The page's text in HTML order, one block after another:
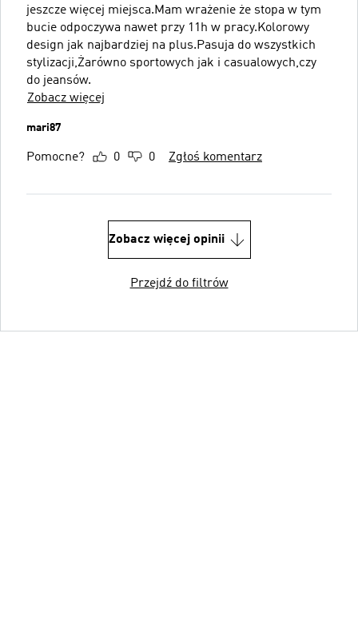
jeszcze więcej miejsca.Mam wrażenie że stopa w tym
bucie odpoczywa nawet przy 11h w pracy.Kolorowy
design jak najbardziej na plus.Pasuja do wszystkich
stylizacji,Żarówno sportowych jak i casualowych,czy
do jeansów.
Zobacz więcej
mari87
Pomocne? 0 0 Zgłoś komentarz
Zobacz więcej opinii
Przejdź do filtrów